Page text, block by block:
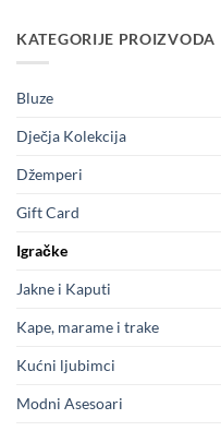
KATEGORIJE PROIZVODA
Bluze
Dječja Kolekcija
Džemperi
Gift Card
Igračke
Jakne i Kaputi
Kape, marame i trake
Kućni ljubimci
Modni Asesoari